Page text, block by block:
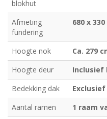
blokhut
Afmeting
fundering
680 x
Hoogte nok
Ca. 279
Hoogte deur
Inclusief
Bedekking dak
Exclusief
Aantal ramen
1 raam